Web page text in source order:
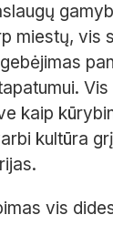
miestų, vis
kaip
kultūra
vis